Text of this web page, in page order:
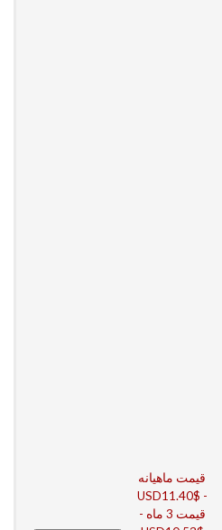
قیمت ماهیانه
- USD11.40$
قیمت 3 ماه -